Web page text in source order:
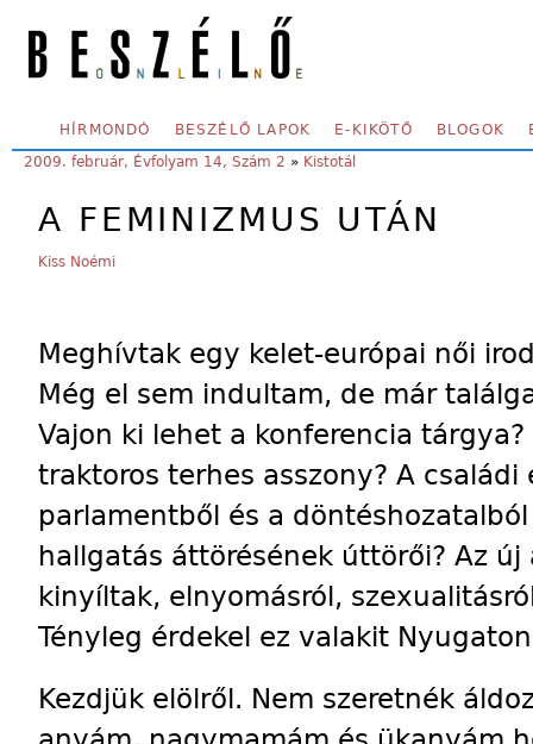
SECONDARY MENU
HÍRMONDÓ BESZÉLŐ LAPOK E-KIKÖTŐ BLOGOK
YOU ARE HERE:
2009. február, Évfolyam 14, Szám 2 » Kistotál
A FEMINIZMUS UTÁN
Kiss Noémi
Meghívtak egy kelet-európai női
Még el sem indultam, de már
Vajon ki lehet a konferencia
traktoros terhes asszony? A családi
parlamentből és a
hallgatás áttörésének úttörői? Az
kinyíltak, elnyomásról,
Tényleg érdekel ez valakit
Kezdjük elölről. Nem szeretnék